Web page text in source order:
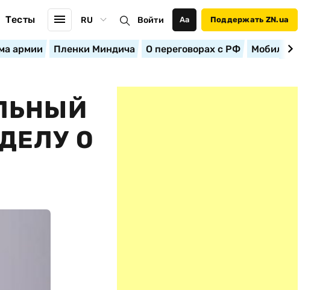
Тесты RU Войти Аа Поддержать ZN.ua
армии Пленки Миндича О переговорах с РФ
О